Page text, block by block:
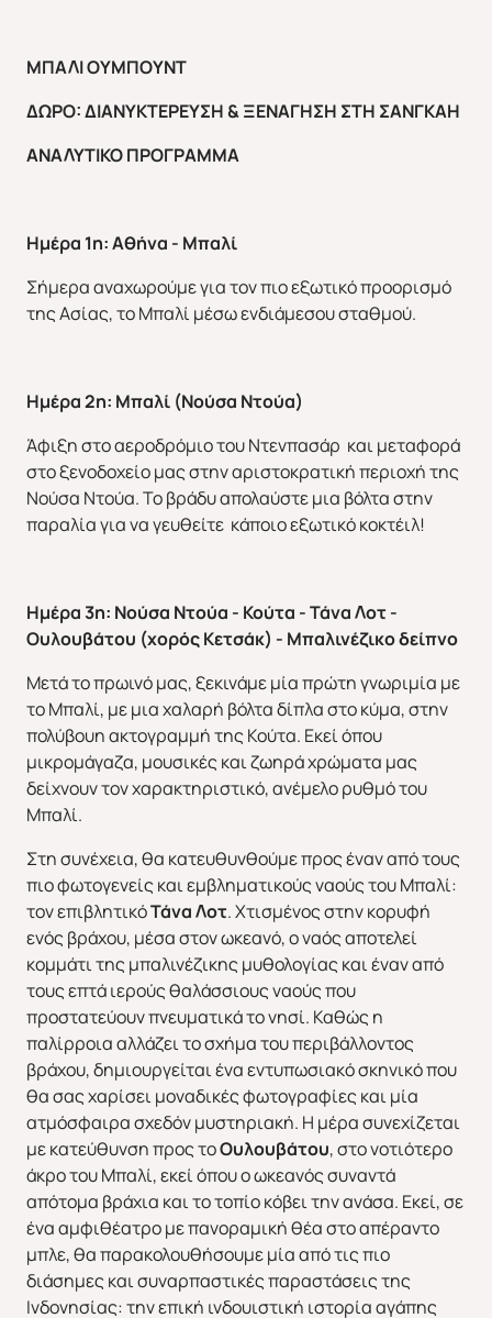
Χριστούγεννα & Πρωτοχρονιά Χειμώνας 2026/2027
ΜΠΑΛΙ ΟΥΜΠΟΥΝΤ
ΔΩΡΟ: ΔΙΑΝΥΚΤΕΡΕΥΣΗ & ΞΕΝΑΓΗΣΗ ΣΤΗ ΣΑΝΓΚΑΗ
ΑΝΑΛΥΤΙΚΟ ΠΡΟΓΡΑΜΜΑ
Ημέρα 1η: Αθήνα - Μπαλί
Σήμερα αναχωρούμε για τον πιο εξωτικό προορισμό
της Ασίας, το Μπαλί μέσω ενδιάμεσου σταθμού.
Ημέρα 2η: Μπαλί (Νούσα Ντούα)
Άφιξη στο αεροδρόμιο του Ντενπασάρ και μεταφορά
στο ξενοδοχείο μας στην αριστοκρατική περιοχή της
Νούσα Ντούα. Το βράδυ απολαύστε μια βόλτα στην
παραλία για να γευθείτε κάποιο εξωτικό κοκτέιλ!
Ημέρα 3η: Νούσα Ντούα - Κούτα - Τάνα Λοτ -
Ουλουβάτου (χορός Κετσάκ) - Μπαλινέζικο δείπνο
Μετά το πρωινό μας, ξεκινάμε μία πρώτη γνωριμία με
το Μπαλί, με μια χαλαρή βόλτα δίπλα στο κύμα, στην
πολύβουη ακτογραμμή της Κούτα. Εκεί όπου
μικρομάγαζα, μουσικές και ζωηρά χρώματα μας
δείχνουν τον χαρακτηριστικό, ανέμελο ρυθμό του
Μπαλί.
Στη συνέχεια, θα κατευθυνθούμε προς έναν από τους
πιο φωτογενείς και εμβληματικούς ναούς του Μπαλί:
τον επιβλητικόΤάνα Λοτ. Χτισμένος στην κορυφή
ενός βράχου, μέσα στον ωκεανό, ο ναός αποτελεί
κομμάτι της μπαλινέζικης μυθολογίας και έναν από
τους επτά ιερούς θαλάσσιους ναούς που
προστατεύουν πνευματικά το νησί. Καθώς η
παλίρροια αλλάζει το σχήμα του περιβάλλοντος
βράχου, δημιουργείται ένα εντυπωσιακό σκηνικό που
θα σας χαρίσει μοναδικές φωτογραφίες και μία
ατμόσφαιρα σχεδόν μυστηριακή. Η μέρα συνεχίζεται
με κατεύθυνση προς τοΟυλουβάτου, στο νοτιότερο
άκρο του Μπαλί, εκεί όπου ο ωκεανός συναντά
απότομα βράχια και το τοπίο κόβει την ανάσα. Εκεί, σε
ένα αμφιθέατρο με πανοραμική θέα στο απέραντο
μπλε, θα παρακολουθήσουμε μία από τις πιο
διάσημες και συναρπαστικές παραστάσεις της
Ινδονησίας: την επική ινδουιστική ιστορία αγάπης